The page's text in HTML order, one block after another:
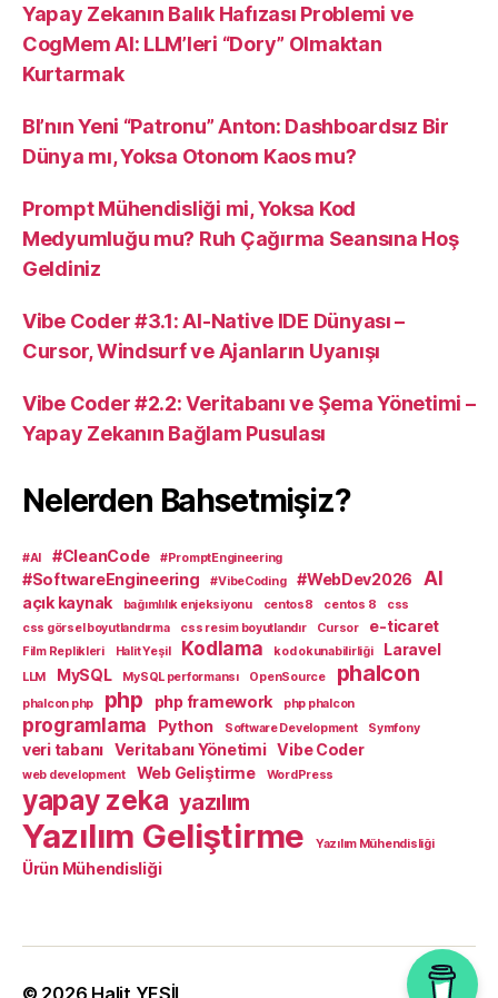
Yapay Zekanın Balık Hafızası Problemi ve
CogMem AI: LLM’leri “Dory” Olmaktan
Kurtarmak
BI’nın Yeni “Patronu” Anton: Dashboardsız Bir
Dünya mı, Yoksa Otonom Kaos mu?
Prompt Mühendisliği mi, Yoksa Kod
Medyumluğu mu? Ruh Çağırma Seansına Hoş
Geldiniz
Vibe Coder #3.1: AI-Native IDE Dünyası –
Cursor, Windsurf ve Ajanların Uyanışı
Vibe Coder #2.2: Veritabanı ve Şema Yönetimi –
Yapay Zekanın Bağlam Pusulası
Nelerden Bahsetmişiz?
#AI #CleanCode #PromptEngineering
#SoftwareEngineering #VibeCoding #WebDev2026 AI
açık kaynak bağımlılık enjeksiyonu centos8 centos 8
css
css görsel boyutlandırma
css resim boyutlandır Cursor e-ticaret
Film Replikleri Halit Yeşil Kodlama kod okunabilirliği Laravel
LLM MySQL MySQL performansı OpenSource phalcon
phalcon php php php framework php phalcon
programlama Python Software Development Symfony
veri tabanı Veritabanı Yönetimi Vibe Coder
web development Web Geliştirme WordPress
yapay zeka yazılım
Yazılım Geliştirme Yazılım Mühendisliği
Ürün Mühendisliği
© 2026 Halit YEŞİL Yukarı ↑